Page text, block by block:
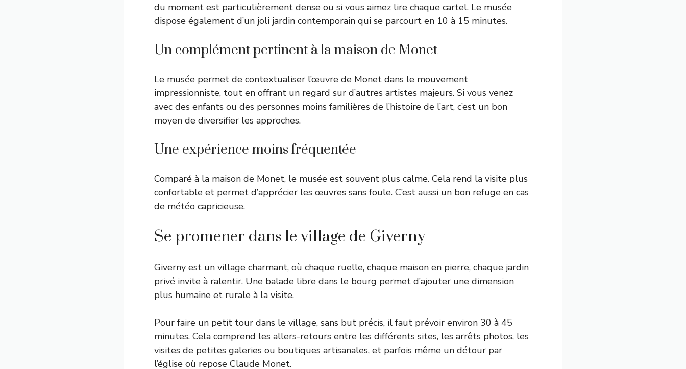
du moment est particulièrement dense ou si vous aimez lire chaque cartel. Le musée
dispose également d’un joli jardin contemporain qui se parcourt en 10 à 15 minutes.
Un complément pertinent à la maison de Monet
Le musée permet de contextualiser l’œuvre de Monet dans le mouvement
impressionniste, tout en offrant un regard sur d’autres artistes majeurs. Si vous venez
avec des enfants ou des personnes moins familières de l’histoire de l’art, c’est un bon
moyen de diversifier les approches.
Une expérience moins fréquentée
Comparé à la maison de Monet, le musée est souvent plus calme. Cela rend la visite plus
confortable et permet d’apprécier les œuvres sans foule. C’est aussi un bon refuge en cas
de météo capricieuse.
Se promener dans le village de Giverny
Giverny est un village charmant, où chaque ruelle, chaque maison en pierre, chaque jardin
privé invite à ralentir. Une balade libre dans le bourg permet d’ajouter une dimension
plus humaine et rurale à la visite.
Pour faire un petit tour dans le village, sans but précis, il faut prévoir environ 30 à 45
minutes. Cela comprend les allers-retours entre les différents sites, les arrêts photos, les
visites de petites galeries ou boutiques artisanales, et parfois même un détour par
l’église où repose Claude Monet.